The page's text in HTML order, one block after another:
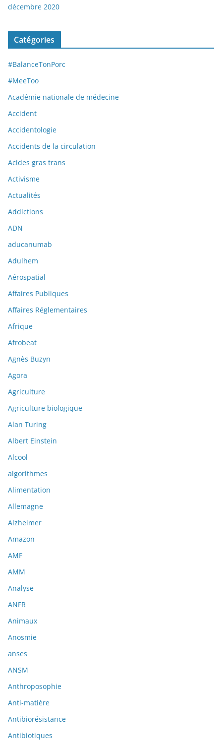
décembre 2020
Catégories
#BalanceTonPorc
#MeeToo
Académie nationale de médecine
Accident
Accidentologie
Accidents de la circulation
Acides gras trans
Activisme
Actualités
Addictions
ADN
aducanumab
Adulhem
Aérospatial
Affaires Publiques
Affaires Réglementaires
Afrique
Afrobeat
Agnès Buzyn
Agora
Agriculture
Agriculture biologique
Alan Turing
Albert Einstein
Alcool
algorithmes
Alimentation
Allemagne
Alzheimer
Amazon
AMF
AMM
Analyse
ANFR
Animaux
Anosmie
anses
ANSM
Anthroposophie
Anti-matière
Antibiorésistance
Antibiotiques